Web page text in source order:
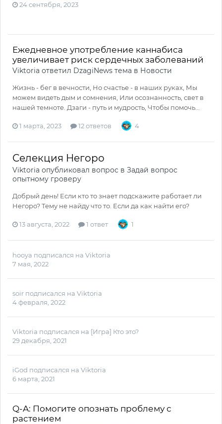
24 сентября, 2023
Ежедневное употребление каннабиса
увеличивает риск сердечных заболеваний
Viktoria ответил DzagiNews тема в Новости
Жизнь - бег в вечности, Но счастье - в наших руках, Мы
можем видеть дым и сомнения, Или осознанность, свет в
нашей темноте. Дзаги - путь и мудрость, Чтобы помочь...
1 марта, 2023 12 ответов 4
Селекция Негоро
Viktoria опубликовал вопрос в Задай вопрос
опытному гроверу
Добрый день! Если кто то знает подскажите работает ли
Негоро? Тему не найду что то. Если да как найти его?
13 августа, 2022 1 ответ 1
hooya подписался на Viktoria
7 мая, 2022
soir подписался на Viktoria
4 февраля, 2022
Viktoria подписался на [Игра] Кто это?
29 декабря, 2021
iGod подписался на Viktoria
6 марта, 2021
Q-A: Помогите опознать проблему с
растением